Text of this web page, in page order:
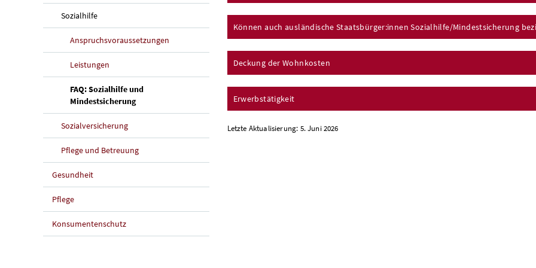
Sozialhilfe
Anspruchsvoraussetzungen
Leistungen
FAQ: Sozialhilfe und
Mindestsicherung(aktuelle Seite)
Sozialversicherung
Pflege und Betreuung
Gesundheit
Pflege
Konsumentenschutz
Können auch ausländische Staatsbürger:innen Sozialhilfe/Mindestsicherung
Deckung der Wohnkosten
Erwerbstätigkeit
Letzte Aktualisierung: 5. Juni 2026